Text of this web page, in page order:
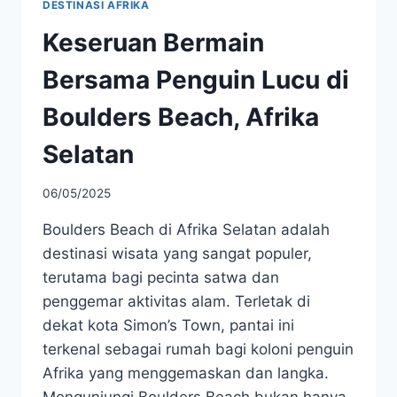
DESTINASI AFRIKA
Keseruan Bermain
Bersama Penguin Lucu di
Boulders Beach, Afrika
Selatan
06/05/2025
Boulders Beach di Afrika Selatan adalah
destinasi wisata yang sangat populer,
terutama bagi pecinta satwa dan
penggemar aktivitas alam. Terletak di
dekat kota Simon’s Town, pantai ini
terkenal sebagai rumah bagi koloni penguin
Afrika yang menggemaskan dan langka.